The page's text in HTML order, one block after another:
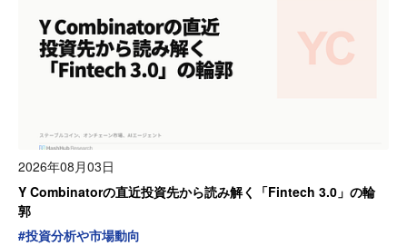
2026年08月03日
Y Combinatorの直近投資先から読み解く「Fintech 3.0」の輪
郭
#投資分析や市場動向